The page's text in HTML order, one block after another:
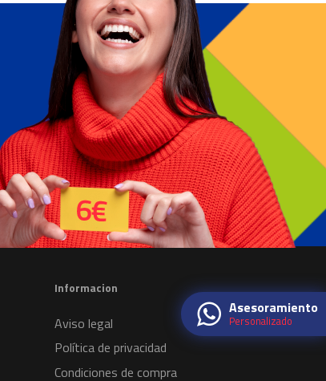
Informacion
Aviso legal
Política de privacidad
Condiciones de compra
Asesoramiento
Personalizado